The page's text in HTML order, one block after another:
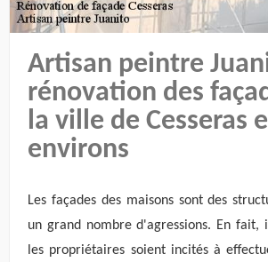
Artisan peintre
rénovation des
la ville de Cesseras
environs
Les façades des maisons sont des
un grand nombre d'agressions. En fait,
les propriétaires soient incités à